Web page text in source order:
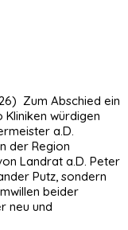
Zum Abschied ein
würdigen
a.D.
der Region
Landrat a.D. Peter
Putz, sondern
beider
neu und